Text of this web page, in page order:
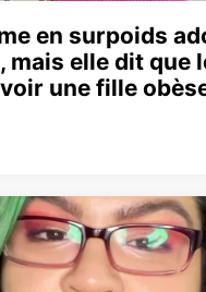
en surpoids
mais elle dit que
une fille